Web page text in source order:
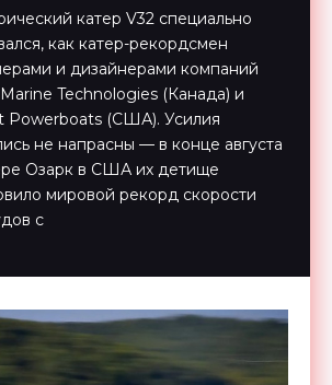
катер V32 специально
как катер-рекордсмен
и дизайнерами компаний
Technologies (Канада) и
Powerboats (США). Усилия
не напрасны — в конце августа
Озарк в США их детище
мировой рекорд скорости
с